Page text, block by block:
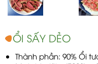
ỔI SẤY DẺO
Thành phần: 90% Ổi